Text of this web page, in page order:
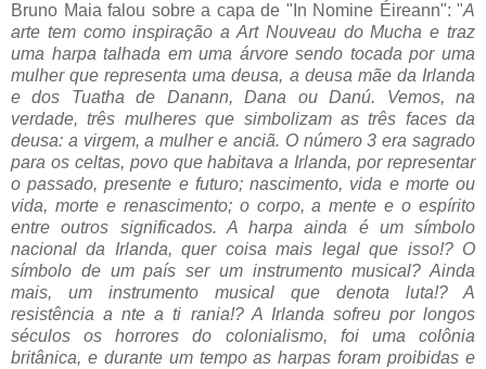
Bruno Maia falou sobre a capa de "In Nomine Éireann": "A
arte tem como inspiração a Art Nouveau do Mucha e traz
uma harpa talhada em uma árvore sendo tocada por uma
mulher que representa uma deusa, a deusa mãe da Irlanda
e dos Tuatha de Danann, Dana ou Danú. Vemos, na
verdade, três mulheres que simbolizam as três faces da
deusa: a virgem, a mulher e anciã. O número 3 era sagrado
para os celtas, povo que habitava a Irlanda, por representar
o passado, presente e futuro; nascimento, vida e morte ou
vida, morte e renascimento; o corpo, a mente e o espírito
entre outros significados. A harpa ainda é um símbolo
nacional da Irlanda, quer coisa mais legal que isso!? O
símbolo de um país ser um instrumento musical? Ainda
mais, um instrumento musical que denota luta!? A
resistência a nte a ti rania!? A Irlanda sofreu por longos
séculos os horrores do colonialismo, foi uma colônia
britânica, e durante um tempo as harpas foram proibidas e